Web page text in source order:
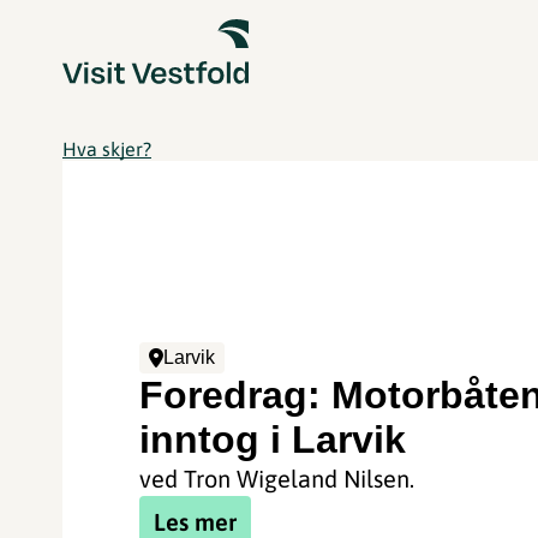
Hva skjer?
Larvik
Foredrag:
inntog i Larvik
ved Tron Wigeland Nilsen.
Les mer